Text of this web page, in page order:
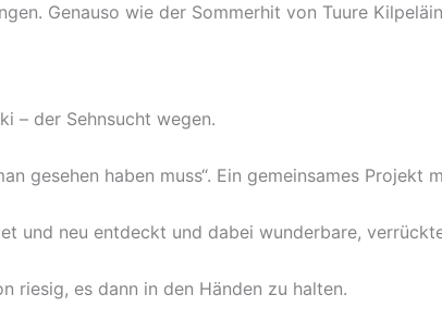
Genauso wie der Sommerhit von Tuure
– der Sehnsucht wegen.
gesehen haben muss“. Ein gemeinsames Projekt
und neu entdeckt und dabei wunderbare,
riesig, es dann in den Händen zu halten.